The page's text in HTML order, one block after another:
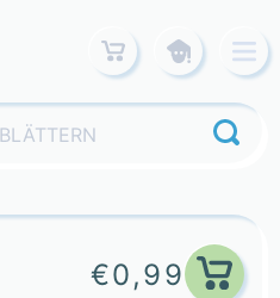
€0,99